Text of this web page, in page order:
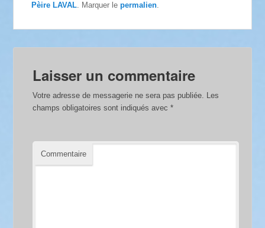
Pèire LAVAL . Marquer lepermalien
Laisser un commentaire
Votre adresse de messagerie ne sera pas publiée.
Les
champs obligatoires sont indiqués avec*
Commentaire